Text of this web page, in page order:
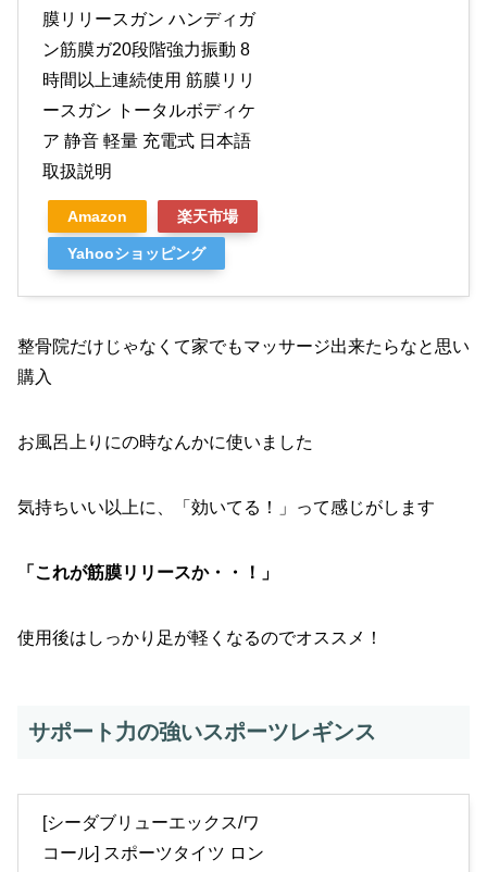
膜リリースガン ハンディガ
ン筋膜ガ20段階強力振動 8
時間以上連続使用 筋膜リリ
ースガン トータルボディケ
ア 静音 軽量 充電式 日本語
取扱説明
Amazon 楽天市場
Yahooショッピング
整骨院だけじゃなくて家でもマッサージ出来たらなと思い
購入
お風呂上りにの時なんかに使いました
気持ちいい以上に、「効いてる！」って感じがします
「これが筋膜リリースか・・！」
使用後はしっかり足が軽くなるのでオススメ！
サポート力の強いスポーツレギンス
[シーダブリューエックス/ワ
コール] スポーツタイツ ロン